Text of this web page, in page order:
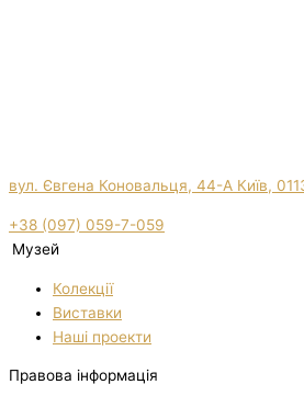
вул. Євгена Коновальця, 44-А Київ,
+38 (097) 059-7-059
Музей
Колекції
Виставки
Нашi проекти
Правова інформація